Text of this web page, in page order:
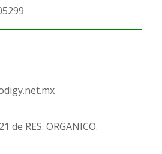
de RES. ORGANICO.